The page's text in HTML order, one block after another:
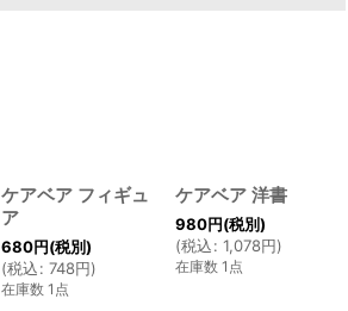
ケアベア フィギュ
ア
680円(税別)
(税込: 748円)
在庫数 1点
ケアベア 洋書
980円(税別)
(税込: 1,078円)
在庫数 1点